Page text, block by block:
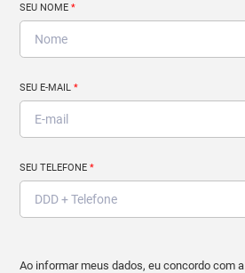
SEU NOME*
SEU E-MAIL*
SEU TELEFONE*
Ao informar meus dados, eu concordo com a